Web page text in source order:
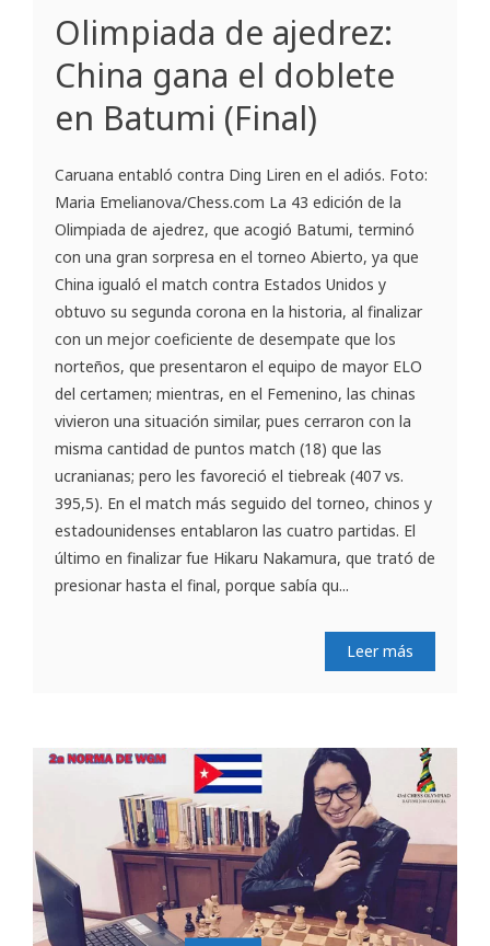
Olimpiada de ajedrez:
China gana el doblete
en Batumi (Final)
Caruana entabló contra Ding Liren en el adiós. Foto:
Maria Emelianova/Chess.com La 43 edición de la
Olimpiada de ajedrez, que acogió Batumi, terminó
con una gran sorpresa en el torneo Abierto, ya que
China igualó el match contra Estados Unidos y
obtuvo su segunda corona en la historia, al finalizar
con un mejor coeficiente de desempate que los
norteños, que presentaron el equipo de mayor ELO
del certamen; mientras, en el Femenino, las chinas
vivieron una situación similar, pues cerraron con la
misma cantidad de puntos match (18) que las
ucranianas; pero les favoreció el tiebreak (407 vs.
395,5). En el match más seguido del torneo, chinos y
estadounidenses entablaron las cuatro partidas. El
último en finalizar fue Hikaru Nakamura, que trató de
presionar hasta el final, porque sabía qu...
Leer más